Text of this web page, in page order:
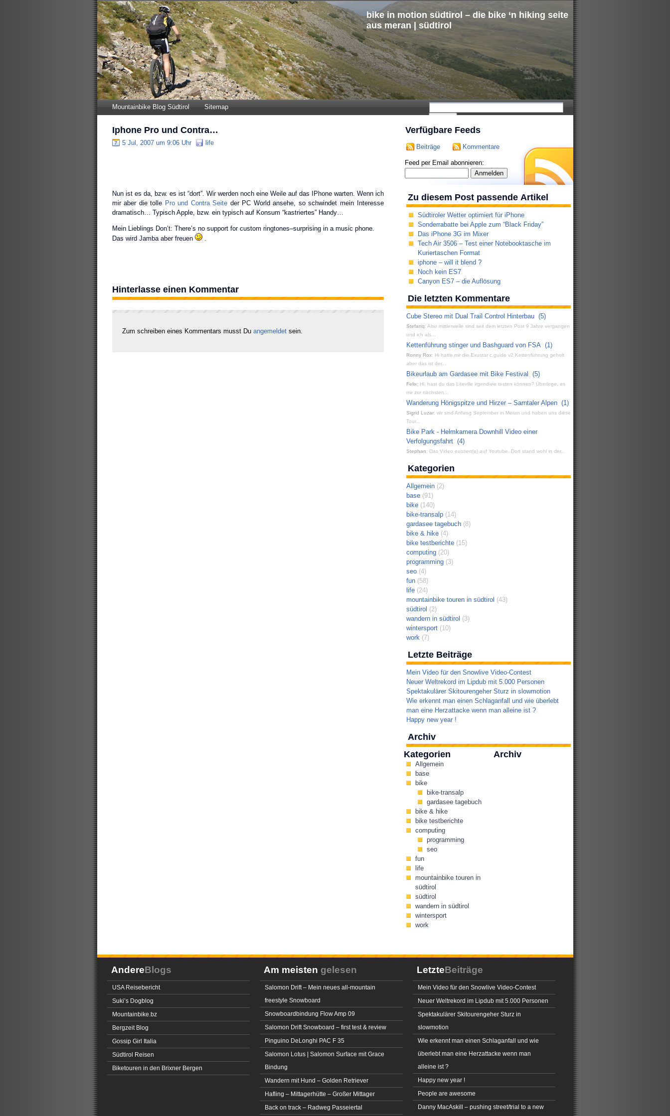
bike in motion südtirol – die bike ‘n hiking seite
aus meran | südtirol
Mountainbike Blog Südtirol Sitemap
Iphone Pro und Contra…
5 Jul, 2007 um 9:06 Uhr life
Nun ist es da, bzw. es ist “dort”. Wir werden noch eine Weile auf das IPhone warten. Wenn ich
mir aber die tolle Pro und Contra Seite der PC World ansehe, so schwindet mein Interesse
dramatisch… Typisch Apple, bzw. ein typisch auf Konsum “kastriertes” Handy…
Mein Lieblings Don’t: There’s no support for custom ringtones–surprising in a music phone.
Das wird Jamba aber freuen
.
Hinterlasse einen Kommentar
Zum schreiben eines Kommentars musst Du angemeldet sein.
Verfügbare Feeds
Beiträge Kommentare
Feed per Email abonnieren:
Zu diesem Post passende Artikel
Südtiroler Wetter optimiert für iPhone
Sonderrabatte bei Apple zum “Black Friday”
Das iPhone 3G im Mixer
Tech Air 3506 – Test einer Notebooktasche im
Kuriertaschen Format
iphone – will it blend ?
Noch kein ES7
Canyon ES7 – die Auflösung
Die letzten Kommentare
Cube Stereo mit Dual Trail Control Hinterbau (5)
Stefanq: Also mittlerweile sind seit dem letzten Post 9 Jahre vergangen
und ich als...
Kettenführung stinger und Bashguard von FSA (1)
Ronny Rox: Hi hatte mir die Exustar c.guide v2 Kettenführung geholt
aber das ist der...
Bikeurlaub am Gardasee mit Bike Festival
(5)
Felix: Hi, hast du das Liteville irgendwie testen können? Überlege, es
mir zur nächsten...
Wanderung Hönigspitze und Hirzer – Sarntaler Alpen (1)
Sigrid Luzar: wir sind Anfang September in Meran und haben uns diese
Tour...
Bike Park - Helmkamera Downhill Video einer
Verfolgungsfahrt (4)
Stephan: Das Video existiert(e) auf Youtube. Dort stand wohl in der...
Kategorien
Allgemein(2)
base(91)
bike(140)
bike-transalp(14)
gardasee tagebuch(8)
bike & hike(4)
bike testberichte(15)
computing(20)
programming(3)
seo(4)
fun(58)
life(24)
mountainbike touren in südtirol (43)
südtirol (2)
wandern in südtirol (3)
wintersport(10)
work(7)
Letzte Beiträge
Mein Video für den Snowlive Video-Contest
Neuer Weltrekord im Lipdub mit 5.000 Personen
Spektakulärer Skitourengeher Sturz in slowmotion
Wie erkennt man einen Schlaganfall und wie überlebt
man eine Herzattacke wenn man alleine ist ?
Happy new year !
Archiv
Kategorien
Allgemein
base
bike
bike-transalp
gardasee tagebuch
bike & hike
bike testberichte
computing
programming
seo
fun
life
mountainbike touren in
südtirol
südtirol
wandern in südtirol
wintersport
work
Archiv
AndereBlogs
USA Reisebericht
Suki’s Dogblog
Mountainbike.bz
Bergzeit Blog
Gossip Girl Italia
Südtirol Reisen
Biketouren in den Brixner Bergen
Am meisten gelesen
Salomon Drift – Mein neues all-mountain
freestyle Snowboard
Snowboardbindung Flow Amp 09
Salomon Drift Snowboard – first test & review
Pinguino DeLonghi PAC F 35
Salomon Lotus | Salomon Surface mit Grace
Bindung
Wandern mit Hund – Golden Retriever
Hafling – Mittagerhütte – Großer Mittager
Back on track – Radweg Passeiertal
LetzteBeiträge
Mein Video für den Snowlive Video-Contest
Neuer Weltrekord im Lipdub mit 5.000 Personen
Spektakulärer Skitourengeher Sturz in
slowmotion
Wie erkennt man einen Schlaganfall und wie
überlebt man eine Herzattacke wenn man
alleine ist ?
Happy new year !
People are awesome
Danny MacAskill – pushing street/trial to a new